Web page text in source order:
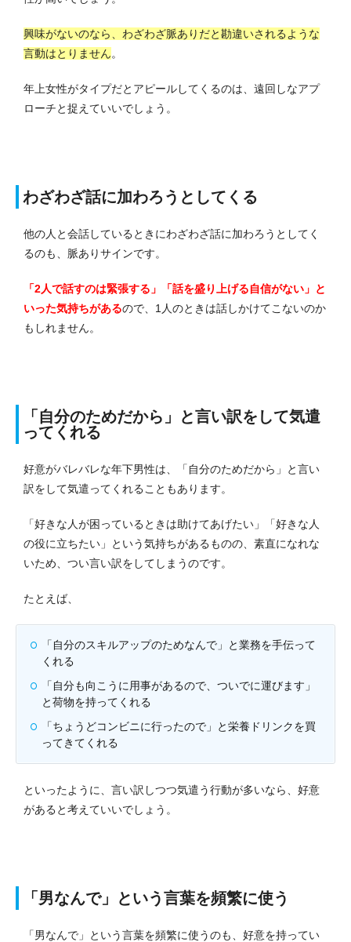
興味がないのなら、わざわざ脈ありだと勘違いされるような
言動はとりません。
年上女性がタイプだとアピールしてくるのは、遠回しなアプ
ローチと捉えていいでしょう。
わざわざ話に加わろうとしてくる
他の人と会話しているときにわざわざ話に加わろうとしてく
るのも、脈ありサインです。
「2人で話すのは緊張する」「話を盛り上げる自信がない」と
いった気持ちがあるので、1人のときは話しかけてこないのか
もしれません。
「自分のためだから」と言い訳をして気遣
ってくれる
好意がバレバレな年下男性は、「自分のためだから」と言い
訳をして気遣ってくれることもあります。
「好きな人が困っているときは助けてあげたい」「好きな人
の役に立ちたい」という気持ちがあるものの、素直になれな
いため、つい言い訳をしてしまうのです。
たとえば、
「自分のスキルアップのためなんで」と業務を手伝って
くれる
「自分も向こうに用事があるので、ついでに運びます」
と荷物を持ってくれる
「ちょうどコンビニに行ったので」と栄養ドリンクを買
ってきてくれる
といったように、言い訳しつつ気遣う行動が多いなら、好意
があると考えていいでしょう。
「男なんで」という言葉を頻繁に使う
「男なんで」という言葉を頻繁に使うのも、好意を持ってい